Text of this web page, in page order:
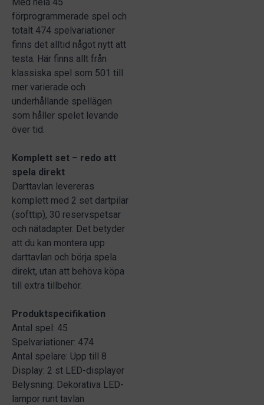
förprogrammerade spel och
totalt 474 spelvariationer
finns det alltid något nytt att
testa. Här finns allt från
klassiska spel som 501 till
mer varierade och
underhållande spellägen
som håller spelet levande
över tid.
Komplett set – redo att
spela direkt
Darttavlan levereras
komplett med 2 set dartpilar
(softtip), 30 reservspetsar
och nätadapter. Det betyder
att du kan montera upp
darttavlan och börja spela
direkt, utan att behöva köpa
till extra tillbehör.
Produktspecifikation
Antal spel: 45
Spelvariationer: 474
Antal spelare: Upp till 8
Display: 2 st LED-displayer
Belysning: Dekorativa LED-
lampor runt tavlan